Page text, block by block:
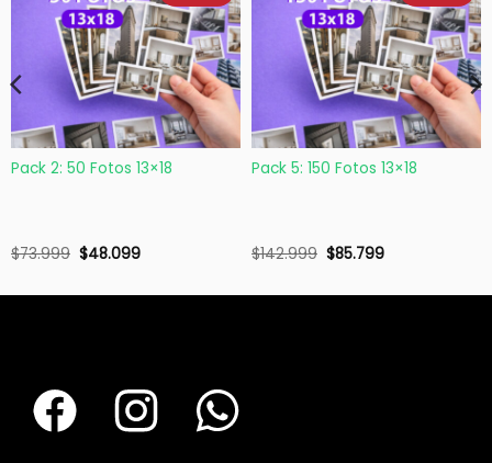
Pack 2: 50 Fotos 13×18
$73.999 $48.099
Pack 5: 150 Fotos 13×18
$142.999 $85.799